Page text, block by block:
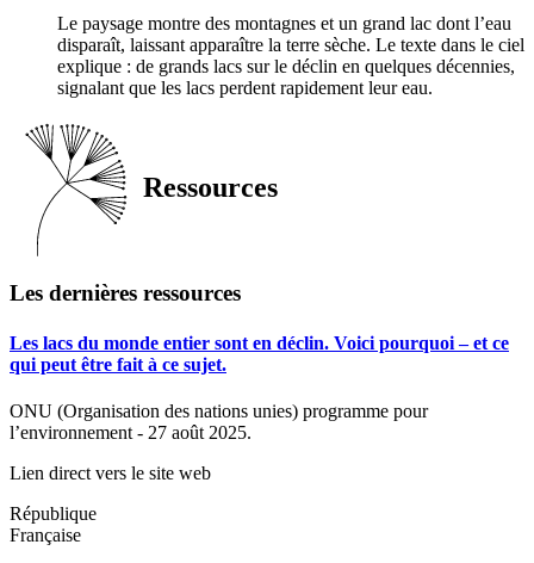
Le paysage montre des montagnes et un grand lac dont l’eau
disparaît, laissant apparaître la terre sèche. Le texte dans le ciel
explique : de grands lacs sur le déclin en quelques décennies,
signalant que les lacs perdent rapidement leur eau.
Ressources
Les dernières ressources
Les lacs du monde entier sont en déclin. Voici pourquoi – et ce
qui peut être fait à ce sujet.
ONU (Organisation des nations unies) programme pour
l’environnement - 27 août 2025.
Lien direct vers le site web
République
Française